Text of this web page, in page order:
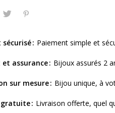
sécurisé Paiement simple et
assurance Bijoux assurés 2
sur mesure Bijou unique, à
gratuite Livraison offerte, quel